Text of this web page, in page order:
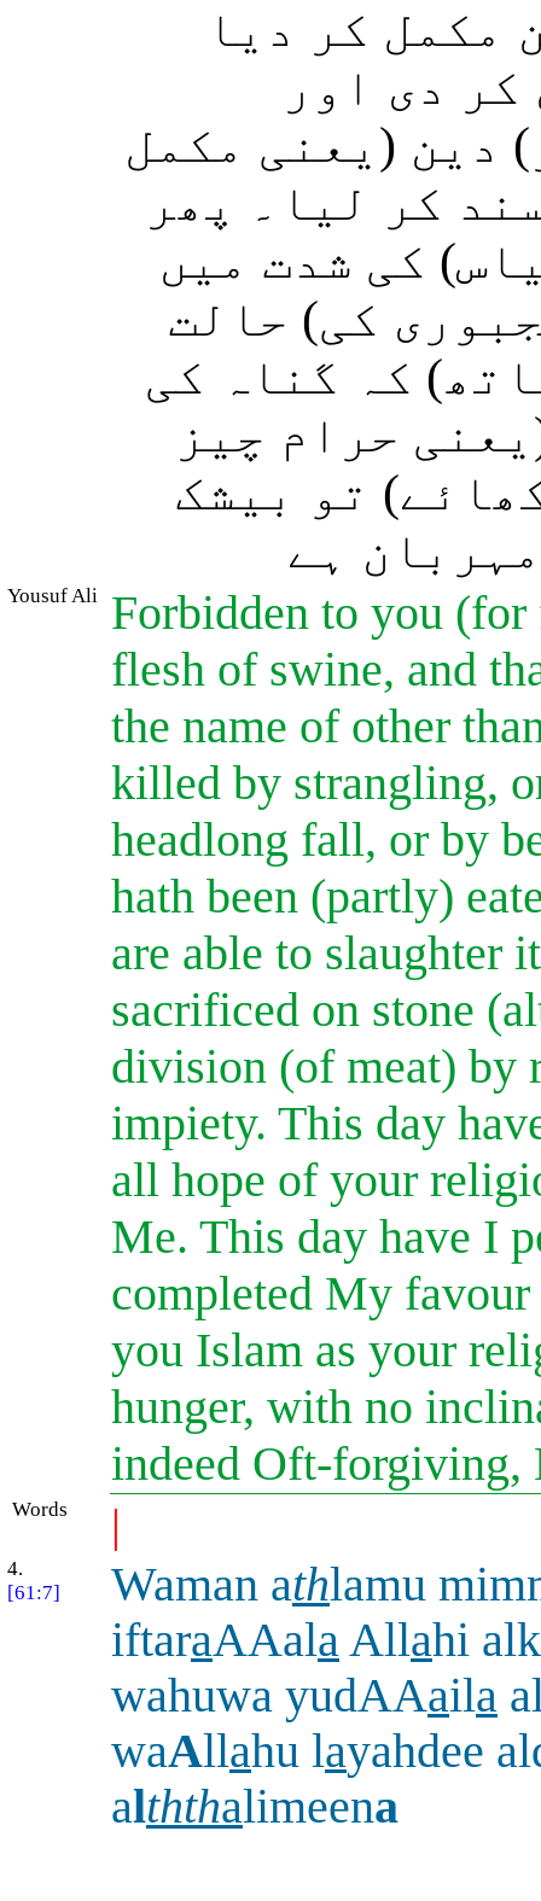
مکمل کر دیا
دی اور
دین (یعنی مکمل
کر لیا۔ پھر
کی شدت میں
کی) حالت
کہ گناہ کی
حرام چیز
تو بیشک
ہے
Yousuf Ali
Forbidden to you (for
flesh of swine, and
the name of other
killed by strangling,
headlong fall, or by
hath been (partly)
are able to slaughter
sacrificed on stone
division (of meat) by
impiety. This day
all hope of your
Me. This day have I
completed My favour
you Islam as your
hunger, with no
indeed Oft-
Words |
4.
[61:7]
Waman athlamu
iftaraAAalaAllahi
wahuwa yudAAaila
waAllahu layahdee
alththalimeena